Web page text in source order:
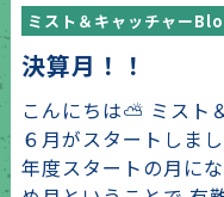
ミスト＆キャッチャー
決算月！！
こんにちは⛅ ミスト
６月がスタートしま
年度スタートの月に